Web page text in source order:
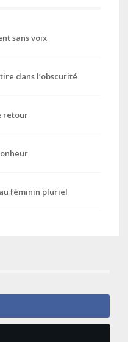
sans voix
dans l’obscurité
retour
féminin pluriel